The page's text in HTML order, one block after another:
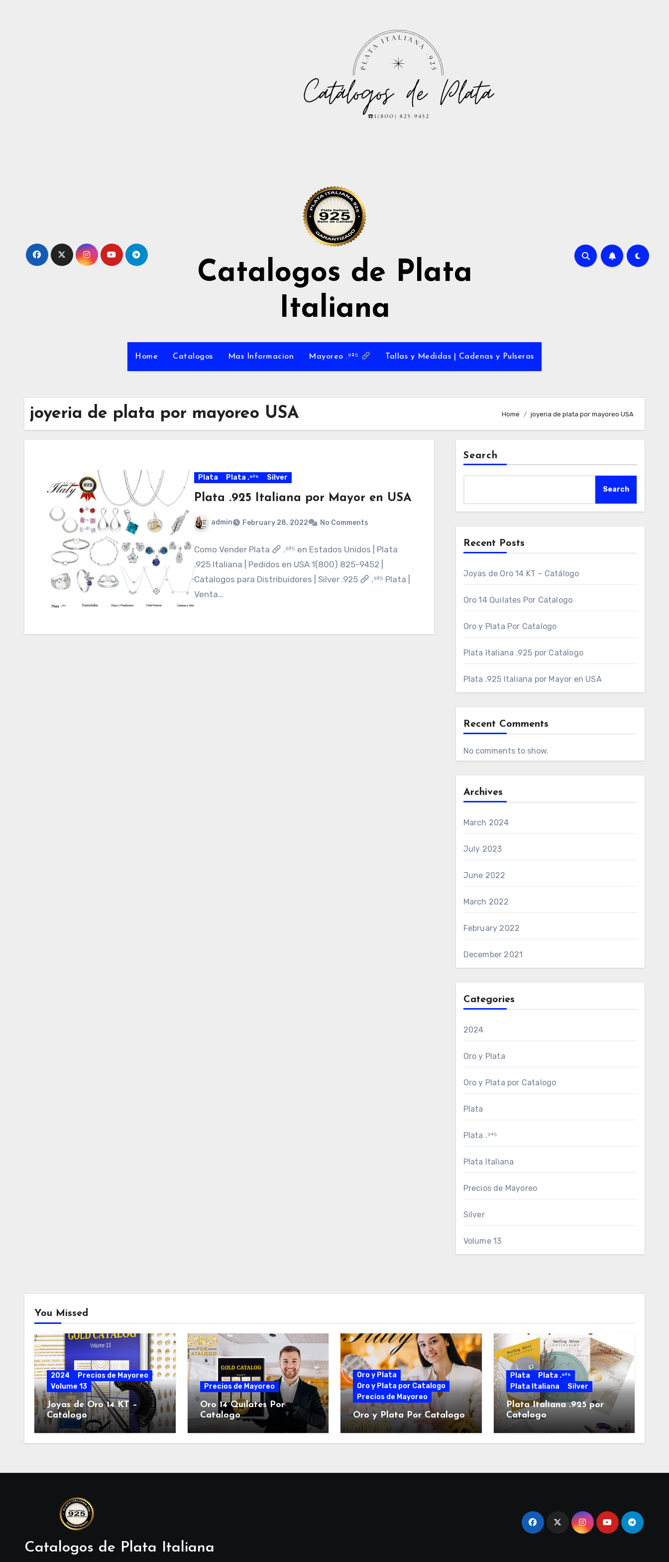
Catalogos de Plata
Italiana
Home Catalogos Mas Informacion Mayoreo .⁹²⁵ Tallas y Medidas | Cadenas y Pulseras
joyeria de plata por mayoreo USA Home joyeria de plata por mayoreo USA
Plata Plata .⁹²⁵ Silver
Plata .925 Italiana por Mayor en USA
admin February 28, 2022 No Comments
Como Vender Plata
.⁹²⁵ en Estados Unidos | Plata
.925 Italiana | Pedidos en USA 1(800) 825-9452 |
Catalogos para Distribuidores | Silver .925
.⁹²⁵ Plata |
Venta…
Search
Search
Recent Posts
Joyas de Oro 14 KT – Catálogo
Oro 14 Quilates Por Catalogo
Oro y Plata Por Catalogo
Plata Italiana .925 por Catalogo
Plata .925 Italiana por Mayor en USA
Recent Comments
No comments to show.
Archives
March 2024
July 2023
June 2022
March 2022
February 2022
December 2021
Categories
2024
Oro y Plata
Oro y Plata por Catalogo
Plata
Plata .⁹²⁵
Plata Italiana
Precios de Mayoreo
Silver
Volume 13
You Missed
2024
Precios de Mayoreo
Volume 13
Joyas de Oro 14 KT –
Catálogo
Precios de Mayoreo
Oro 14 Quilates Por
Catalogo
Oro y Plata
Oro y Plata por Catalogo
Precios de Mayoreo
Oro y Plata Por Catalogo
Plata
Plata .⁹²⁵
Plata Italiana
Silver
Plata Italiana .925 por
Catalogo
Catalogos de Plata Italiana